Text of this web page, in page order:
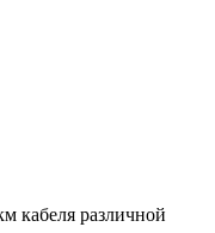
кабеля различной